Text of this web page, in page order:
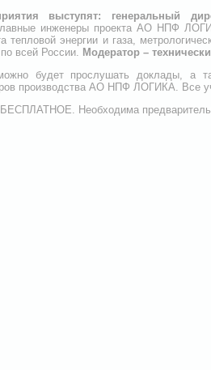
выступят:
генеральный
инженеры проекта АО НПФ
тепловой энергии и газа,
всей России. Модератор –
будет прослушать доклады, а
производства АО НПФ ЛОГИКА. Все
БЕСПЛАТНОЕ. Необходима